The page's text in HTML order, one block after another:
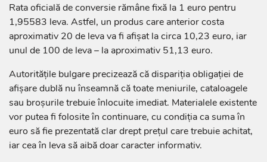
Rata oficială de conversie rămâne fixă la 1 euro pentru
1,95583 leva. Astfel, un produs care anterior costa
aproximativ 20 de leva va fi afișat la circa 10,23 euro, iar
unul de 100 de leva – la aproximativ 51,13 euro.
Autoritățile bulgare precizează că dispariția obligației de
afișare dublă nu înseamnă că toate meniurile, cataloagele
sau broșurile trebuie înlocuite imediat. Materialele existente
vor putea fi folosite în continuare, cu condiția ca suma în
euro să fie prezentată clar drept prețul care trebuie achitat,
iar cea în leva să aibă doar caracter informativ.